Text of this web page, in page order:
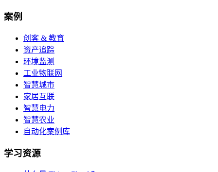
案例
创客 & 教育
资产追踪
环境监测
工业物联网
智慧城市
家居互联
智慧电力
智慧农业
自动化案例库
学习资源